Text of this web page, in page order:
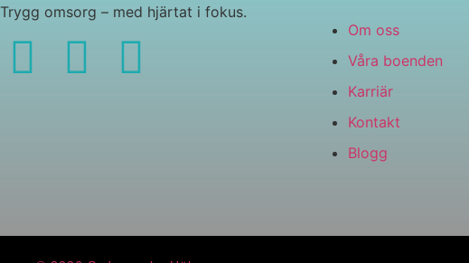
Trygg omsorg – med hjärtat i fokus.
Om oss
Våra boenden
Karriär
Kontakt
Blogg